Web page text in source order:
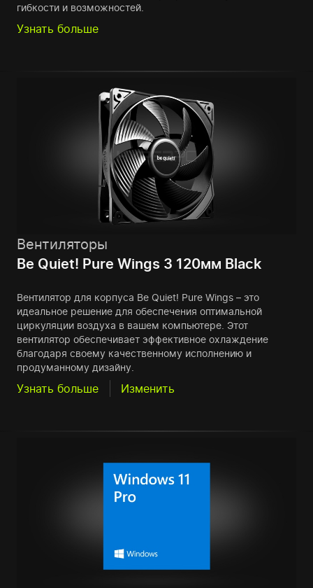
гибкости и возможностей.
Узнать больше
Вентиляторы
Be Quiet! Pure Wings 3 120мм Black
Вентилятор для корпуса Be Quiet! Pure Wings – это
идеальное решение для обеспечения оптимальной
циркуляции воздуха в вашем компьютере. Этот
вентилятор обеспечивает эффективное охлаждение
благодаря своему качественному исполнению и
продуманному дизайну.
Узнать больше Изменить